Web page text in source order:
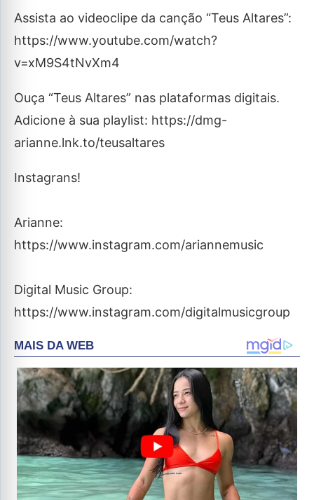
Assista ao videoclipe da canção “Teus Altares”:
https://www.youtube.com/watch?
v=xM9S4tNvXm4
Ouça “Teus Altares” nas plataformas digitais.
Adicione à sua playlist: https://dmg-
arianne.lnk.to/teusaltares
Instagrans!
Arianne:
https://www.instagram.com/ariannemusic
Digital Music Group:
https://www.instagram.com/digitalmusicgroup